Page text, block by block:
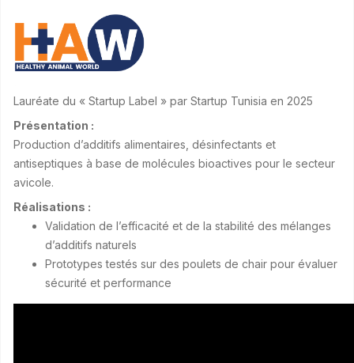
Lauréate du « Startup Label » par Startup Tunisia en 2025
Présentation :
Production d’additifs alimentaires, désinfectants et
antiseptiques à base de molécules bioactives pour le secteur
avicole.
Réalisations :
Validation de l’efficacité et de la stabilité des mélanges
d’additifs naturels
Prototypes testés sur des poulets de chair pour évaluer
sécurité et performance